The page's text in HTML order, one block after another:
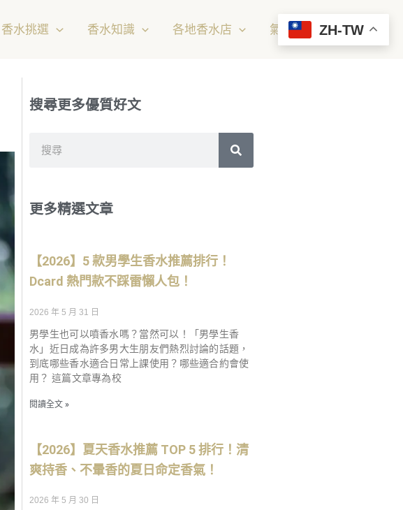
香水挑選 香水知識 各地香水店 氣味設計服務
搜尋更多優質好文
更多精選文章
【2026】5 款男學生香水推薦排行！
Dcard 熱門款不踩雷懶人包！
2026 年 5 月 31 日
男學生也可以噴香水嗎？當然可以！「男學生香
水」近日成為許多男大生朋友們熱烈討論的話題，
到底哪些香水適合日常上課使用？哪些適合約會使
用？ 這篇文章專為校
閱讀全文 »
【2026】夏天香水推薦 TOP 5 排行！清
爽持香、不暈香的夏日命定香氣！
2026 年 5 月 30 日
ZH-TW